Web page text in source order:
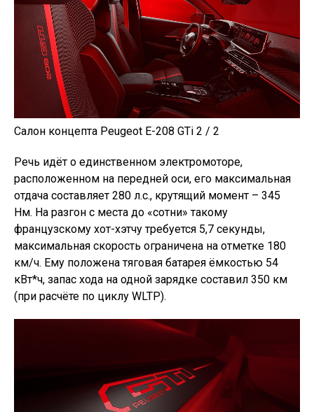
Салон концепта Peugeot E-208 GTi 2 / 2
Речь идёт о единственном электромоторе,
расположенном на передней оси, его максимальная
отдача составляет 280 л.с., крутящий момент – 345
Нм. На разгон с места до «сотни» такому
французскому хот-хэтчу требуется 5,7 секунды,
максимальная скорость ограничена на отметке 180
км/ч. Ему положена тяговая батарея ёмкостью 54
кВт*ч, запас хода на одной зарядке составил 350 км
(при расчёте по циклу WLTP).